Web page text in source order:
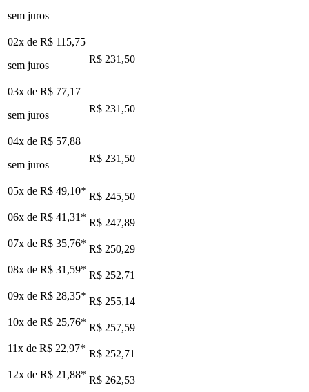
sem juros
02x de R$ 115,75
sem juros
R$ 231,50
03x de R$ 77,17
sem juros
R$ 231,50
04x de R$ 57,88
sem juros
R$ 231,50
05x de R$ 49,10* R$ 245,50
06x de R$ 41,31 * R$ 247,89
07x de R$ 35,76* R$ 250,29
08x de R$ 31,59* R$ 252,71
09x de R$ 28,35* R$ 255,14
10x de R$ 25,76* R$ 257,59
11x de R$ 22,97* R$ 252,71
12x de R$ 21,88* R$ 262,53